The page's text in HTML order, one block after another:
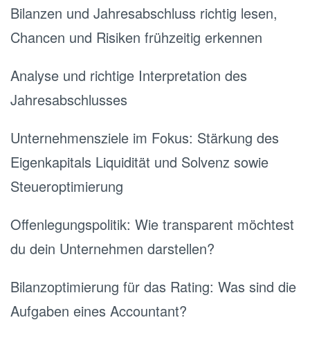
Bilanzen und Jahresabschluss richtig lesen,
Chancen und Risiken frühzeitig erkennen
Analyse und richtige Interpretation des
Jahresabschlusses
Unternehmensziele im Fokus: Stärkung des
Eigenkapitals Liquidität und Solvenz sowie
Steueroptimierung
Offenlegungspolitik: Wie transparent möchtest
du dein Unternehmen darstellen?
Bilanzoptimierung für das Rating: Was sind die
Aufgaben eines Accountant?